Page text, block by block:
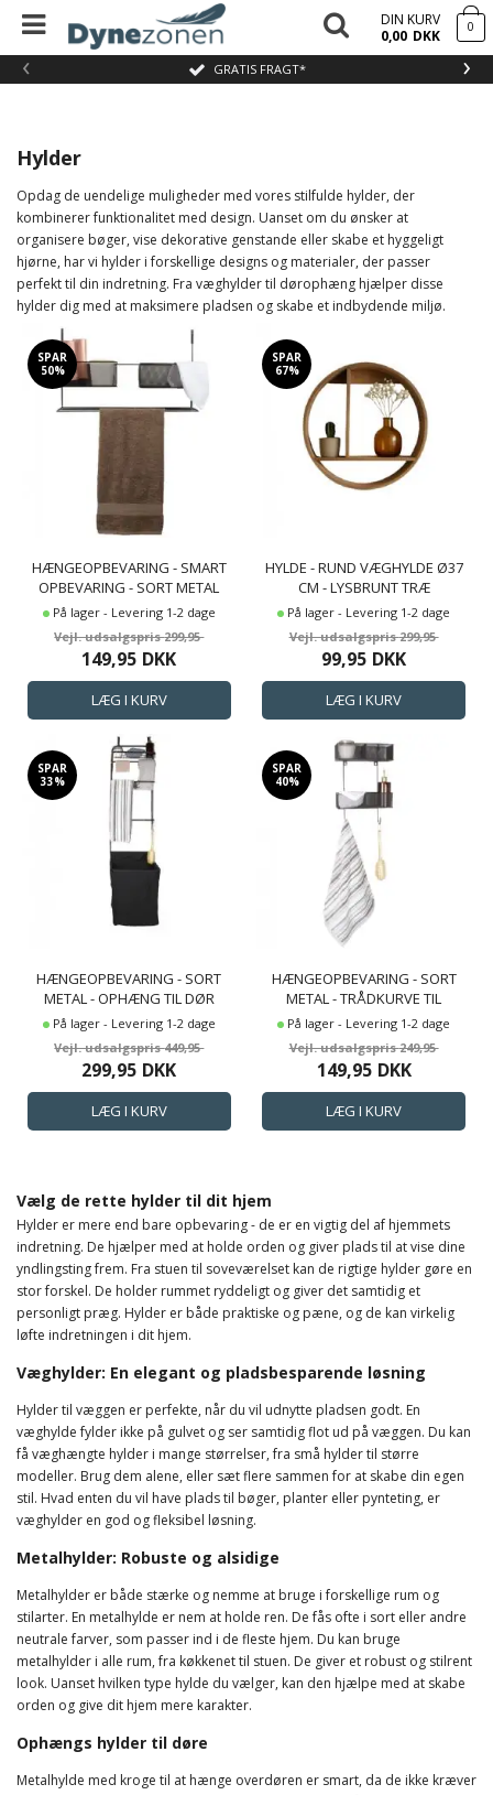
GRATIS FRAGT*
‹ ›
DIN KURV
0,00 DKK 0
Hylder
Opdag de uendelige muligheder med vores stilfulde hylder, der
kombinerer funktionalitet med design. Uanset om du ønsker at
organisere bøger, vise dekorative genstande eller skabe et hyggeligt
hjørne, har vi hylder i forskellige designs og materialer, der passer
perfekt til din indretning. Fra væghylder til dørophæng hjælper disse
hylder dig med at maksimere pladsen og skabe et indbydende miljø.
SPAR
50%
HÆNGEOPBEVARING - SMART
OPBEVARING - SORT METAL
OPHÆNG TIL DØR MED 2
KURVE - TRÅDKURV
På lager - Levering 1-2 dage
299,95
149,95 DKK
SPAR
67%
HYLDE - RUND VÆGHYLDE Ø37
CM - LYSBRUNT TRÆ
På lager - Levering 1-2 dage
299,95
99,95 DKK
SPAR
33%
HÆNGEOPBEVARING - SORT
METAL - OPHÆNG TIL DØR
MED STOFKURV - SMART
OPBEVARING MED
INTEGRERET VASKETØJSKURV
På lager - Levering 1-2 dage
449,95
299,95 DKK
SPAR
40%
HÆNGEOPBEVARING - SORT
METAL - TRÅDKURVE TIL
OPHÆNG - SMART
OPBEVARING MED 2 KURVE
MED 2 RUM OG 2 KROGE
På lager - Levering 1-2 dage
249,95
149,95 DKK
Vælg de rette hylder til dit hjem
Hylder er mere end bare opbevaring - de er en vigtig del af hjemmets
indretning. De hjælper med at holde orden og giver plads til at vise dine
yndlingsting frem. Fra stuen til soveværelset kan de rigtige hylder gøre en
stor forskel. De holder rummet ryddeligt og giver det samtidig et
personligt præg. Hylder er både praktiske og pæne, og de kan virkelig
løfte indretningen i dit hjem.
Væghylder: En elegant og pladsbesparende løsning
Hylder til væggen er perfekte, når du vil udnytte pladsen godt. En
væghylde fylder ikke på gulvet og ser samtidig flot ud på væggen. Du kan
få væghængte hylder i mange størrelser, fra små hylder til større
modeller. Brug dem alene, eller sæt flere sammen for at skabe din egen
stil. Hvad enten du vil have plads til bøger, planter eller pynteting, er
væghylder en god og fleksibel løsning.
Metalhylder: Robuste og alsidige
Metalhylder er både stærke og nemme at bruge i forskellige rum og
stilarter. En metalhylde er nem at holde ren. De fås ofte i sort eller andre
neutrale farver, som passer ind i de fleste hjem. Du kan bruge
metalhylder i alle rum, fra køkkenet til stuen. De giver et robust og stilrent
look. Uanset hvilken type hylde du vælger, kan den hjælpe med at skabe
orden og give dit hjem mere karakter.
Ophængs hylder til døre
Metalhylde med kroge til at hænge overdøren er smart, da de ikke kræver